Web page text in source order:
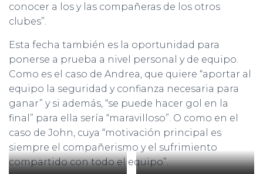
conocer a los y las compañeras de los otros
clubes”.
Esta fecha también es la oportunidad para
ponerse a prueba a nivel personal y de equipo.
Como es el caso de Andrea, que quiere “aportar al
equipo la seguridad y confianza necesaria para
ganar” y si además, “se puede hacer gol en la
final” para ella sería “maravilloso”. O como en el
caso de John, cuya “motivación principal es
siempre el compañerismo y el sufrimiento
compartido con todo el equipo”.